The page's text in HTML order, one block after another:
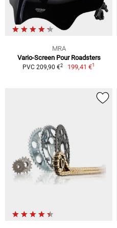
MRA
Vario-Screen Pour Roadsters
PVC 209,90 €2 199,41 €1